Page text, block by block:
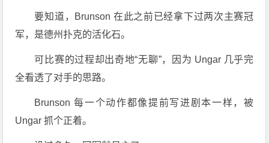
要知道，Brunson 在此之前已经拿下过两次主赛冠
军，是德州扑克的活化石。
可比赛的过程却出奇地“无聊”，因为 Ungar 几乎完
全看透了对手的思路。
Brunson 每一个动作都像提前写进剧本一样，被
Ungar 抓个正着。